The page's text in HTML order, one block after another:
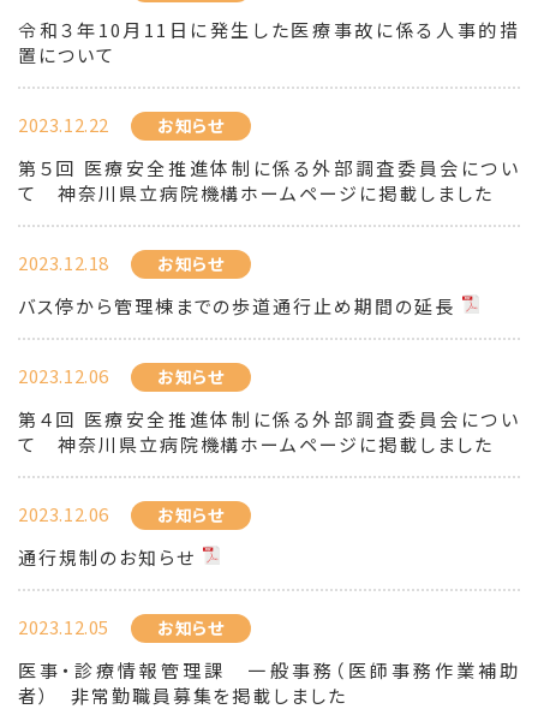
令和３年10月11日に発生した医療事故に係る人事的措
置について
2023.12.22 お知らせ
第５回 医療安全推進体制に係る外部調査委員会につい
て 神奈川県立病院機構ホームページに掲載しました
2023.12.18 お知らせ
バス停から管理棟までの歩道通行止め期間の延長
2023.12.06 お知らせ
第４回 医療安全推進体制に係る外部調査委員会につい
て 神奈川県立病院機構ホームページに掲載しました
2023.12.06 お知らせ
通行規制のお知らせ
2023.12.05 お知らせ
医事・診療情報管理課 一般事務（医師事務作業補助
者） 非常勤職員募集を掲載しました